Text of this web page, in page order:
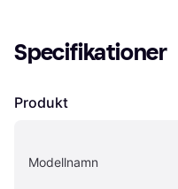
Specifikationer
Produkt
Modellnamn